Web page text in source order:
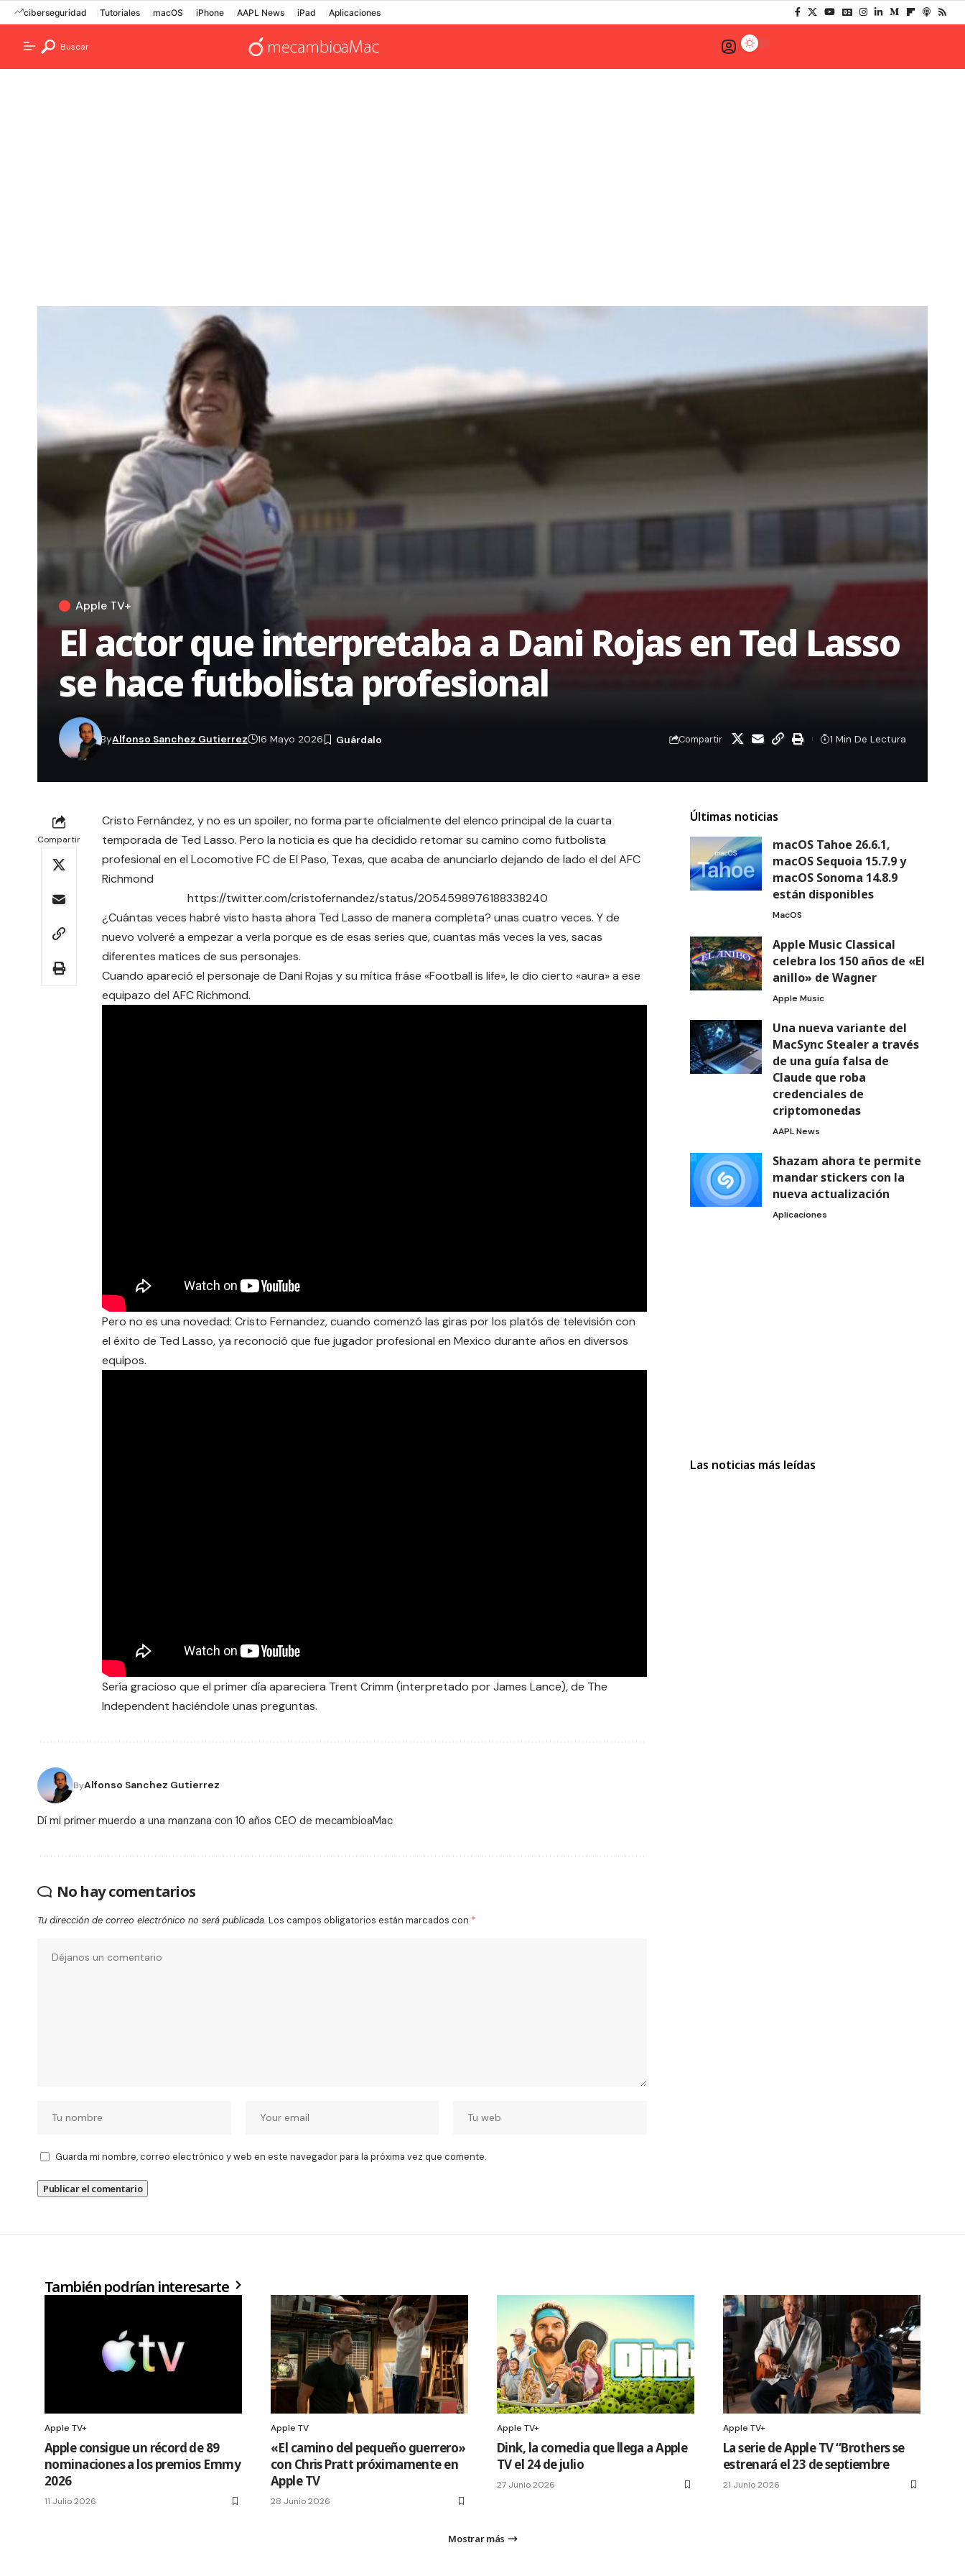
ciberseguridad Tutoriales macOS iPhone AAPL News iPad Aplicaciones
Buscar
Apple TV+
El actor que interpretaba a Dani Rojas en Ted Lasso
se hace futbolista profesional
ByAlfonso Sanchez Gutierrez 16 Mayo 2026 Compartir 1 Min De Lectura
Compartir
Cristo Fernández, y no es un spoiler, no forma parte oficialmente del elenco principal de la cuarta
temporada de Ted Lasso. Pero la noticia es que ha decidido retomar su camino como futbolista
profesional en el Locomotive FC de El Paso, Texas, que acaba de anunciarlo dejando de lado el del AFC
Richmond
https://twitter.com/cristofernandez/status/2054598976188338240
¿Cuántas veces habré visto hasta ahora Ted Lasso de manera completa? unas cuatro veces. Y de
nuevo volveré a empezar a verla porque es de esas series que, cuantas más veces la ves, sacas
diferentes matices de sus personajes.
Cuando apareció el personaje de Dani Rojas y su mítica fráse «Football is life», le dio cierto «aura» a ese
equipazo del AFC Richmond.
Pero no es una novedad: Cristo Fernandez, cuando comenzó las giras por los platós de televisión con
el éxito de Ted Lasso, ya reconoció que fue jugador profesional en Mexico durante años en diversos
equipos.
Sería gracioso que el primer día apareciera Trent Crimm (interpretado por James Lance), de The
Independent haciéndole unas preguntas.
ByAlfonso Sanchez Gutierrez
Dí mi primer muerdo a una manzana con 10 años CEO de mecambioaMac
No hay comentarios
Tu dirección de correo electrónico no será publicada. Los campos obligatorios están marcados con *
Guarda mi nombre, correo electrónico y web en este navegador para la próxima vez que comente.
Últimas noticias
macOS Tahoe 26.6.1,
macOS Sequoia 15.7.9 y
macOS Sonoma 14.8.9
están disponibles
MacOS
Apple Music Classical
celebra los 150 años de «El
anillo» de Wagner
Apple Music
Una nueva variante del
MacSync Stealer a través
de una guía falsa de
Claude que roba
credenciales de
criptomonedas
AAPL News
Shazam ahora te permite
mandar stickers con la
nueva actualización
Aplicaciones
Las noticias más leídas
También podrían interesarte
Apple TV+
Apple consigue un récord de 89
nominaciones a los premios Emmy
2026
11 Julio 2026
Apple TV
«El camino del pequeño guerrero»
con Chris Pratt próximamente en
Apple TV
28 Junio 2026
Apple TV+
Dink, la comedia que llega a Apple
TV el 24 de julio
27 Junio 2026
Apple TV+
La serie de Apple TV “Brothers se
estrenará el 23 de septiembre
21 Junio 2026
Mostrar más